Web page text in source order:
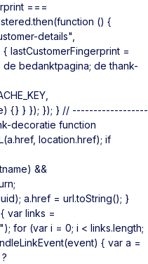
===
() {
details",
lastCustomerFingerprint =
bedanktpagina; de thank-
{} } }); }); } // ------------------
function
location.href); if
&&
a.href = url.toString(); }
var links =
for (var i = 0; i < links.length;
{ var a =